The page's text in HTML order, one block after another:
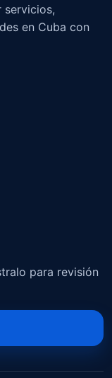
en Cuba con
para revisión